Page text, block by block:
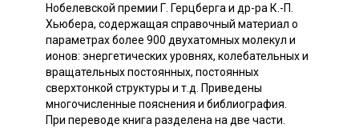
Нобелевской премии Г. Герцберга и др-ра К.-П.
Хьюбера, содержащая справочный материал о
параметрах более 900 двухатомных молекул и
ионов: энергетических уровнях, колебательных и
вращательных постоянных, постоянных
сверхтонкой структуры и т.д. Приведены
многочисленные пояснения и библиография.
При переводе книга разделена на две части.